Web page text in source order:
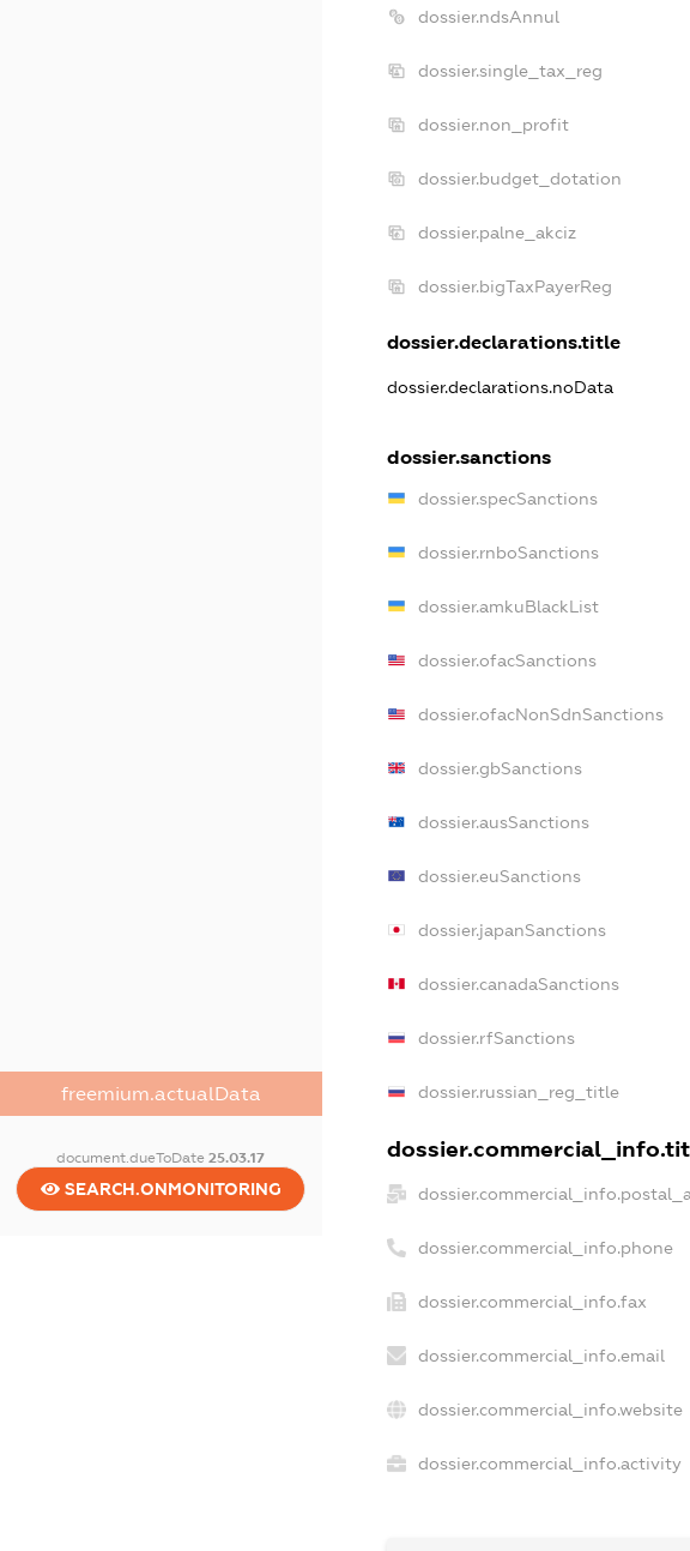
freemium.actualData
document.dueToDate25.03.17
SEARCH.ONMONITORING
dossier.ndsAnnul
dossier.single_tax_reg
dossier.non_profit
dossier.budget_dotation
dossier.palne_akciz
dossier.bigTaxPayerReg
dossier.declarations.title
dossier.declarations.noData
dossier.sanctions
dossier.specSanctions
dossier.rnboSanctions
dossier.amkuBlackList
dossier.ofacSanctions
dossier.ofacNonSdnSanctions
dossier.gbSanctions
dossier.ausSanctions
dossier.euSanctions
dossier.japanSanctions
dossier.canadaSanctions
dossier.rfSanctions
dossier.russian_reg_title
dossier.commercial_info.phone
dossier.commercial_info.fax
dossier.commercial_info.email
dossier.commercial_info.website
dossier.commercial_info.activity